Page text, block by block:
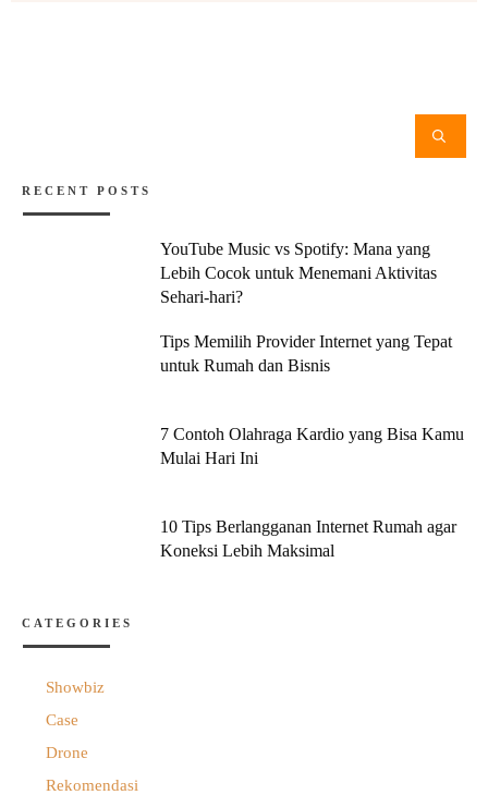
RECENT POSTS
YouTube Music vs Spotify: Mana yang
Lebih Cocok untuk Menemani Aktivitas
Sehari-hari?
Tips Memilih Provider Internet yang Tepat
untuk Rumah dan Bisnis
7 Contoh Olahraga Kardio yang Bisa Kamu
Mulai Hari Ini
10 Tips Berlangganan Internet Rumah agar
Koneksi Lebih Maksimal
CATEGORIES
Showbiz
Case
Drone
Rekomendasi